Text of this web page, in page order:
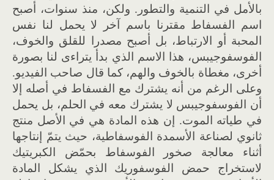
بالأمل في التنمية والتطور. ولكن، منذ سنوات، أصبح
اسم الفسفاط مقترنا باسم آخر لا يحمل لنا نفس
المحبة أو الارتباط، بل أصبح مصدرا للقلق والخوف،
الفوسفوجيبس، هذا الاسم الذي بدأ يتراءى لنا بصورة
أخرى، مغطاة بالخوف والهم، كما قال صاحب الفيديو.
وعلى الرغم من أنه يشترك مع الفسفاط في أصله إلا
أن الفوسفوجيبس لا يشترك معه في الحلم، بل يحمل
في طياته الموت. إن هذه المادة هي في الأصل منتج
ثانوي لصناعة الأسمدة الفوسفاطية، حيث يتمّ إنتاجها
أثناء معالجة صخور الفوسفاط بحمّض الكبريتيك
لاستخراج حمض الفوسفوريك الذي يشكل المادة